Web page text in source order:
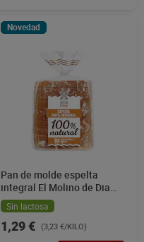
Novedad
Pan de molde espelta
integral El Molino de Dia
400 g
Sin lactosa
1,29 € (3,23 €/KILO)